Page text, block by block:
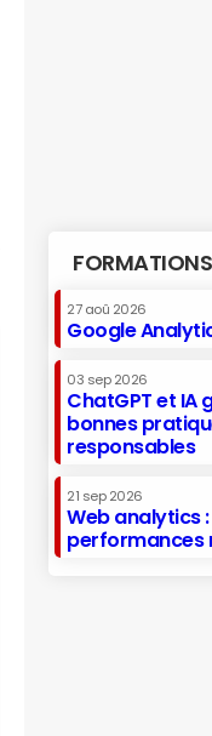
FORMATIONS
27 aoû 2026
Google
03 sep 2026
ChatGPT et IA
bonnes
responsables
21 sep 2026
Web analytics
performances